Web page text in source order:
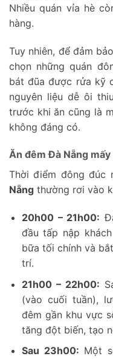
Nhiều quán vỉa hè
hàng.
Tuy nhiên, để đảm
chọn những quán
bát đũa được rửa kỹ
nguyên liệu dễ ôi
trước khi ăn cũng là
không đáng có.
Ăn đêm Đà Nẵng
Thời điểm đông đúc
Nẵng thường rơi vào
20h00 – 21h00:
đầu tấp nập
bữa tối chính và
trí.
21h00 – 22h00:
(vào cuối tuần),
đêm gần khu vực
tăng đột biến, tạo
Sau 23h00: Một